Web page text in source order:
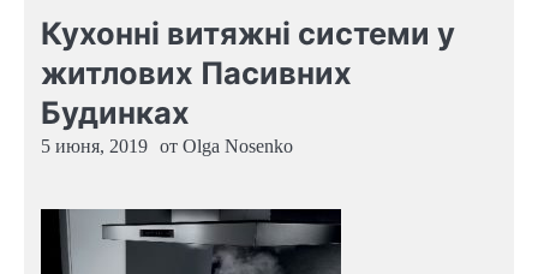
Кухонні витяжні системи у
житлових Пасивних
Будинках
5 июня, 2019 от Olga Nosenko